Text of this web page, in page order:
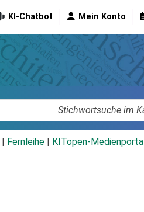
KI-Chatbot Mein Konto
Fernleihe KITopen-Medienportal